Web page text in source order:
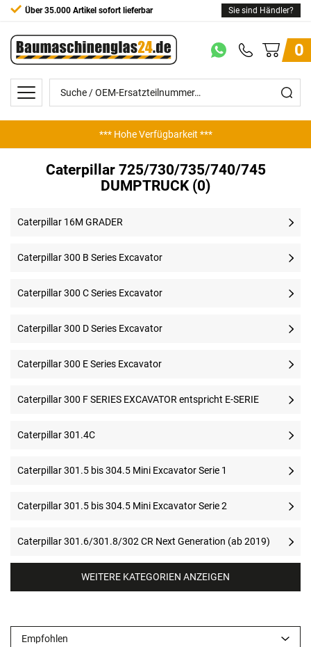
Über 35.000 Artikel sofort lieferbar Sie sind Händler?
0
*** Hohe Verfügbarkeit ***
Caterpillar 725/730/735/740/745
DUMPTRUCK (0)
Caterpillar 16M GRADER
Caterpillar 300 B Series Excavator
Caterpillar 300 C Series Excavator
Caterpillar 300 D Series Excavator
Caterpillar 300 E Series Excavator
Caterpillar 300 F SERIES EXCAVATOR entspricht E-SERIE
Caterpillar 301.4C
Caterpillar 301.5 bis 304.5 Mini Excavator Serie 1
Caterpillar 301.5 bis 304.5 Mini Excavator Serie 2
Caterpillar 301.6/301.8/302 CR Next Generation (ab 2019)
WEITERE KATEGORIEN ANZEIGEN